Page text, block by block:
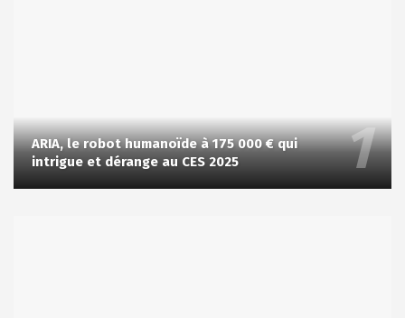
ARIA, le robot humanoïde à 175 000 € qui
intrigue et dérange au CES 2025